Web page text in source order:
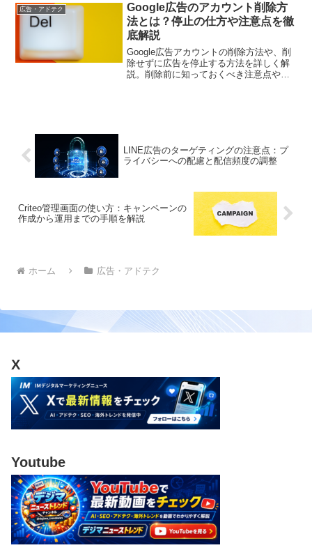
広告・アドテク
Google広告のアカウント削除方
法とは？停止の仕方や注意点を徹
底解説
Google広告アカウントの削除方法や、削
除せずに広告を停止する方法を詳しく解
説。削除前に知っておくべき注意点や、
LINE広告のターゲティングの注意点：プ
ライバシーへの配慮と配信頻度の調整
Criteo管理画面の使い方：キャンペーンの
作成から運用までの手順を解説
ホーム 広告・アドテク
X
Youtube